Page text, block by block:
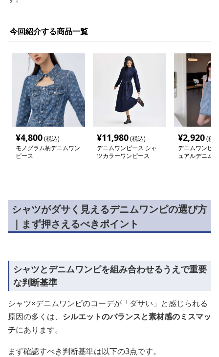
今回紹介する商品一覧
¥4,800(税込)
モノグラム柄デニムワン
ピース
¥11,980(税込)
デニムワンピース シャ
ツカラーワンピース
¥2,920(税
デニムワンピ
ュアルデニム
シャツがダサく見えるデニムワンピの選び方
｜まず押さえるべきポイント
シャツとデニムワンピを組み合わせるうえで重要
な判断基準
シャツ×デニムワンピのコーデが「ダサい」と感じられる
原因の多くは、 シルエットのバランスと素材感のミスマッ
チにあります。
まず確認すべき判断基準は以下の3点です。